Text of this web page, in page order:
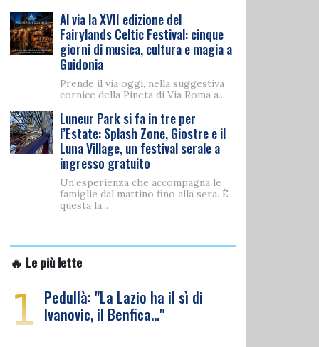
Al via la XVII edizione del
Fairylands Celtic Festival: cinque
giorni di musica, cultura e magia a
Guidonia
Prende il via oggi, nella suggestiva
cornice della Pineta di Via Roma a...
Luneur Park si fa in tre per
l’Estate: Splash Zone, Giostre e il
Luna Village, un festival serale a
ingresso gratuito
Un’esperienza che accompagna le
famiglie dal mattino fino alla sera. È
questa la...
🔥 Le più lette
1 Pedullà: "La Lazio ha il sì di
Ivanovic, il Benfica…"